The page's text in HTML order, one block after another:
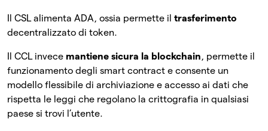
Il CSL alimenta ADA, ossia permette il trasferimento
decentralizzato di token.
Il CCL invece mantiene sicura la blockchain, permette il
funzionamento degli smart contract e consente un
modello flessibile di archiviazione e accesso ai dati che
rispetta le leggi che regolano la crittografia in qualsiasi
paese si trovi l’utente.